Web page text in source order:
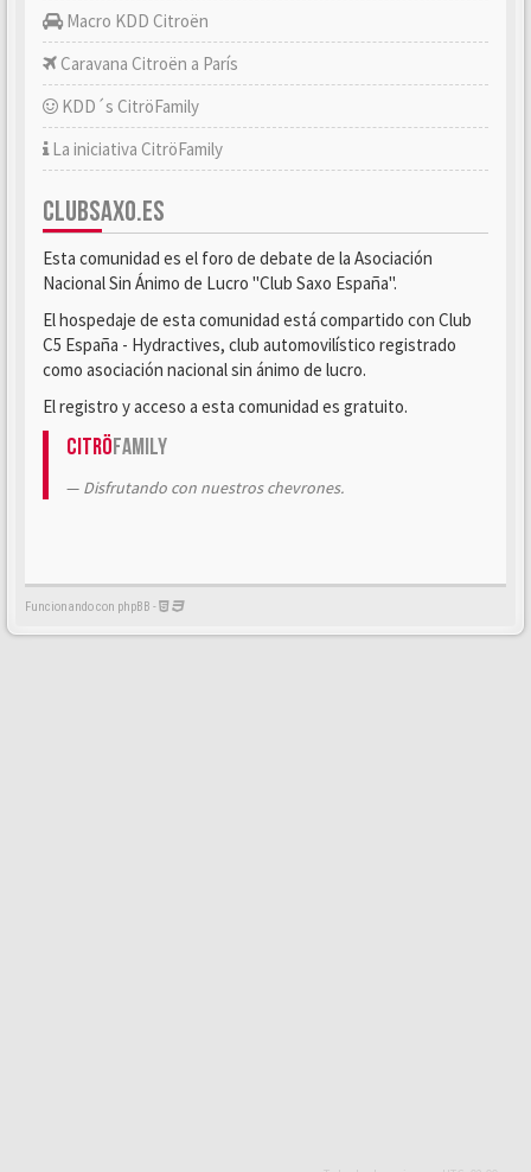
Macro KDD Citroën
Caravana Citroën a París
KDD´s CitröFamily
La iniciativa CitröFamily
CLUBSAXO.ES
Esta comunidad es el foro de debate de la Asociación
Nacional Sin Ánimo de Lucro "Club Saxo España".
El hospedaje de esta comunidad está compartido con Club
C5 España - Hydractives, club automovilístico registrado
como asociación nacional sin ánimo de lucro.
El registro y acceso a esta comunidad es gratuito.
CitröFamily
Disfrutando con nuestros chevrones.
Funcionando con phpBB -